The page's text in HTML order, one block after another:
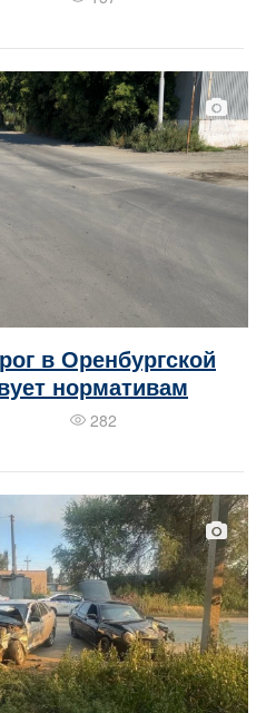
в Оренбургской
нормативам
282